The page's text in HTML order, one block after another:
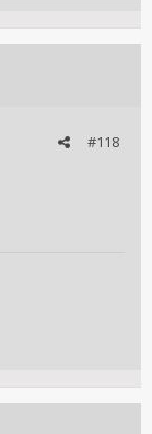
#118